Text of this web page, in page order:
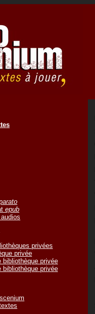
epub
privées
privée
bibliothèque privée
bibliothèque privée